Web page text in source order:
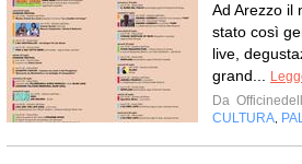
Ad Arezzo il
stato così
live,
grand...
Da
CULTURA